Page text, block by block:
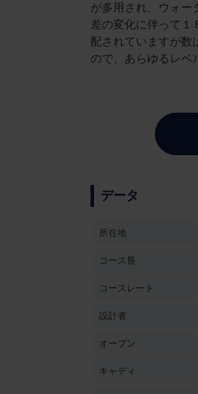
が多用され、ウォー
差の変化に伴って１
配されていますが数
ので、あらゆるレベ
データ
所在地
コース長
コースレート
設計者
オープン
キャディ